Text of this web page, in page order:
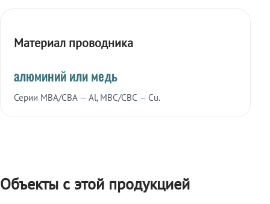
Материал проводника
алюминий или медь
Серии МВА/СВА — Al, МВС/СВС — Cu.
Объекты с этой продукцией